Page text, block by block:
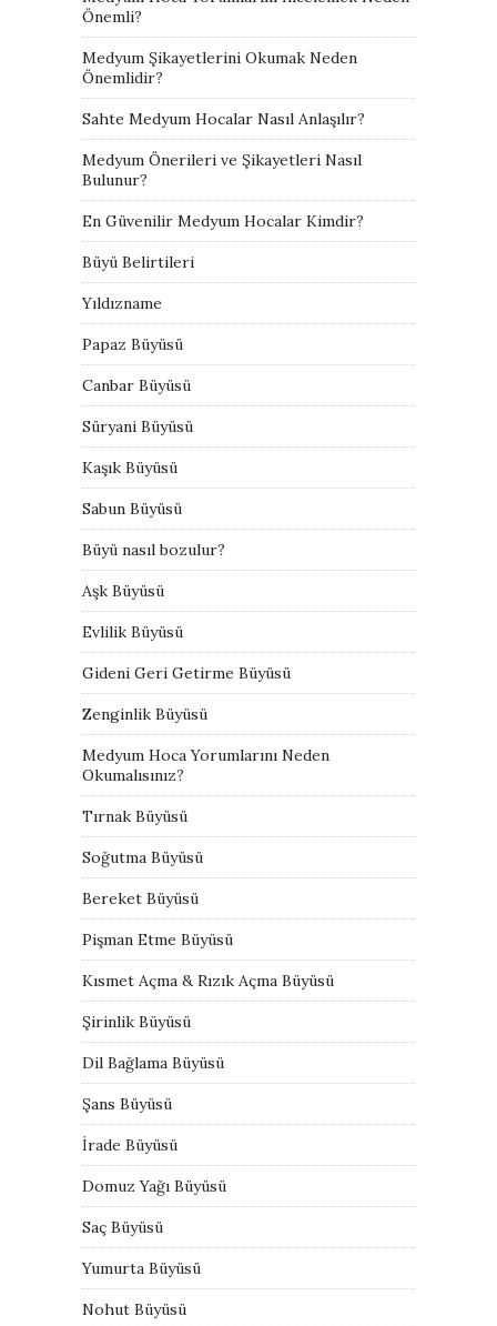
Önemli?
Medyum Şikayetlerini Okumak Neden
Önemlidir?
Sahte Medyum Hocalar Nasıl Anlaşılır?
Medyum Önerileri ve Şikayetleri Nasıl
Bulunur?
En Güvenilir Medyum Hocalar Kimdir?
Büyü Belirtileri
Yıldızname
Papaz Büyüsü
Canbar Büyüsü
Süryani Büyüsü
Kaşık Büyüsü
Sabun Büyüsü
Büyü nasıl bozulur?
Aşk Büyüsü
Evlilik Büyüsü
Gideni Geri Getirme Büyüsü
Zenginlik Büyüsü
Medyum Hoca Yorumlarını Neden
Okumalısınız?
Tırnak Büyüsü
Soğutma Büyüsü
Bereket Büyüsü
Pişman Etme Büyüsü
Kısmet Açma & Rızık Açma Büyüsü
Şirinlik Büyüsü
Dil Bağlama Büyüsü
Şans Büyüsü
İrade Büyüsü
Domuz Yağı Büyüsü
Saç Büyüsü
Yumurta Büyüsü
Nohut Büyüsü